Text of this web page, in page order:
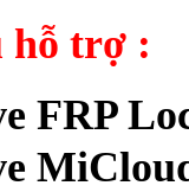
hỗ trợ :
FRP